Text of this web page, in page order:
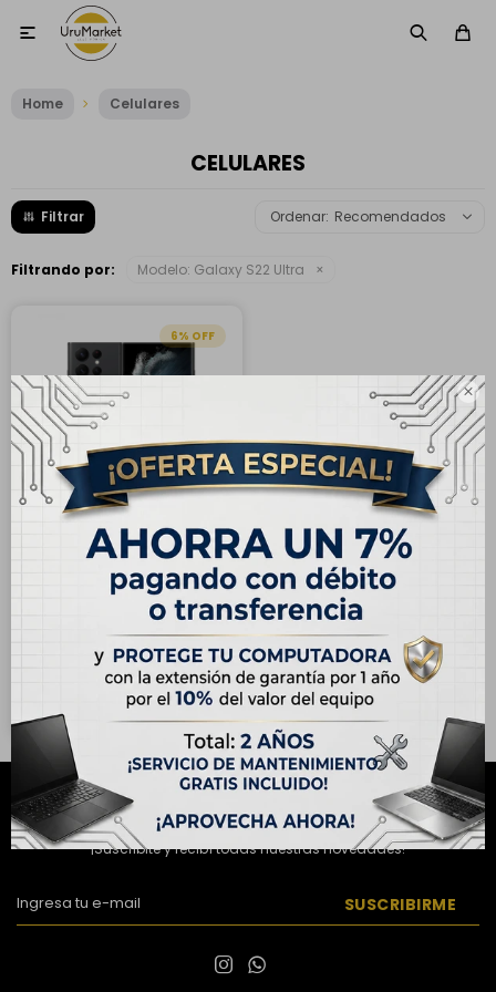


Home Celulares
CELULARES
Recomendados
Filtrando por: Modelo: Galaxy S22 Ultra
6
ENVÍO GRATIS
Samsung Galaxy S22
Ultra 5G 256GB - Negro
Fantasma
631,00 USD 676,00
Hasta en 12 cuotas de
USD 52.59
NEWSLETTER
¡Suscribite y recibí todas nuestras novedades!
SUSCRIBIRME
 